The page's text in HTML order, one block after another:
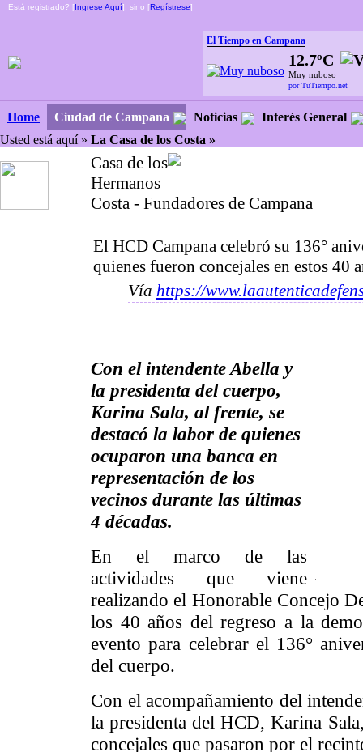
Está registrado? [Ingrese Aquí], sino [Regístrese]
El Tiempo en Campana
12.7ºC
Muy nuboso
por TuTiempo.net
Home Ciudad de Campana Noticias
Interés General
Usted está aquí » La Casa de los Costa »
Casa de los
Hermanos
Costa - Fundadores de Campana
El HCD Campana celebró su 136°
quienes fueron concejales en estos 40
Vía https://
Con el intendente Abella y
la presidenta del cuerpo,
Karina Sala, al frente, se
destacó la labor de quienes
ocuparon una banca en
representación de los
vecinos durante las últimas
4 décadas.
En el marco de las
actividades que viene
realizando el Honorable Concejo
los 40 años del regreso a la
evento para celebrar el 136°
del cuerpo.
Con el acompañamiento del
la presidenta del HCD, Karina
concejales que pasaron por el